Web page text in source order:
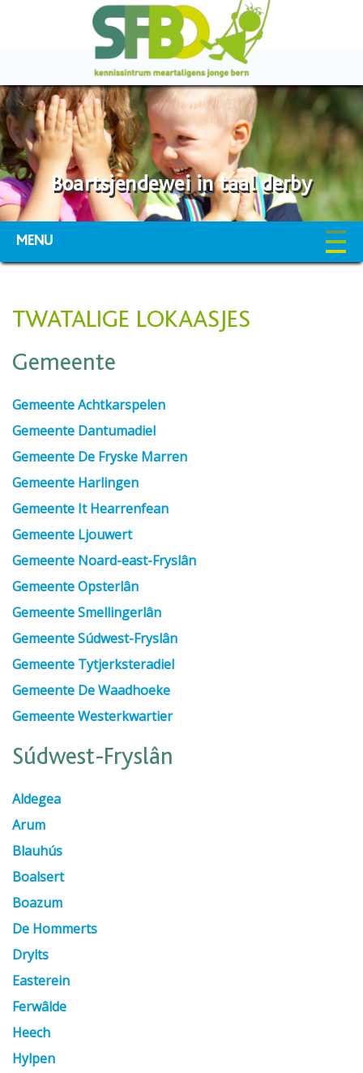
Boartsjendewei in taal derby
MENU
TWATALIGE LOKAASJES
Gemeente
Gemeente Achtkarspelen
Gemeente Dantumadiel
Gemeente De Fryske Marren
Gemeente Harlingen
Gemeente It Hearrenfean
Gemeente Ljouwert
Gemeente Noard-east-Fryslân
Gemeente Opsterlân
Gemeente Smellingerlân
Gemeente Súdwest-Fryslân
Gemeente Tytjerksteradiel
Gemeente De Waadhoeke
Gemeente Westerkwartier
Súdwest-Fryslân
Aldegea
Arum
Blauhús
Boalsert
Boazum
De Hommerts
Drylts
Easterein
Ferwâlde
Heech
Hylpen